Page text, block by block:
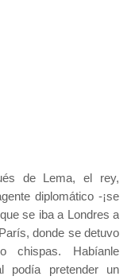
de Lema, el rey,
diplomático -¡se
se iba a Londres a
donde se detuvo
chispas. Habíanle
podía pretender un